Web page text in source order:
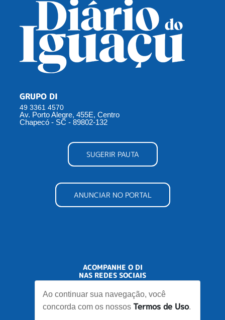
Ao continuar sua navegação, você
concorda com os nossos Termos de Uso.
GRUPO DI
49 3361 4570
Av. Porto Alegre, 455E, Centro
Chapecó - SC - 89802-132
SUGERIR PAUTA
ANUNCIAR NO PORTAL
ACOMPANHE O DI
NAS REDES SOCIAIS